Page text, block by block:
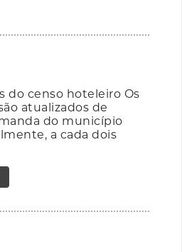
do censo hoteleiro Os
atualizados de
do município
a cada dois